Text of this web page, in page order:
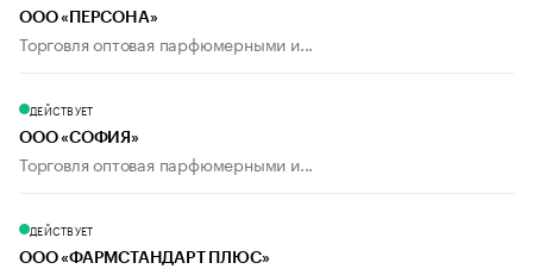
ООО «ПЕРСОНА»
Торговля оптовая парфюмерными и...
ДЕЙСТВУЕТ
ООО «СОФИЯ»
Торговля оптовая парфюмерными и...
ДЕЙСТВУЕТ
ООО «ФАРМСТАНДАРТ ПЛЮС»